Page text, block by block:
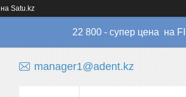
на Satu.kz
22 800 - супер цена на
manager1@adent.kz